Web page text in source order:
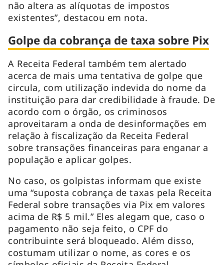
não altera as alíquotas de impostos
existentes”, destacou em nota.
Golpe da cobrança de taxa sobre Pix
A Receita Federal também tem alertado
acerca de mais uma tentativa de golpe que
circula, com utilização indevida do nome da
instituição para dar credibilidade à fraude. De
acordo com o órgão, os criminosos
aproveitaram a onda de desinformações em
relação à fiscalização da Receita Federal
sobre transações financeiras para enganar a
população e aplicar golpes.
No caso, os golpistas informam que existe
uma “suposta cobrança de taxas pela Receita
Federal sobre transações via Pix em valores
acima de R$ 5 mil.” Eles alegam que, caso o
pagamento não seja feito, o CPF do
contribuinte será bloqueado. Além disso,
costumam utilizar o nome, as cores e os